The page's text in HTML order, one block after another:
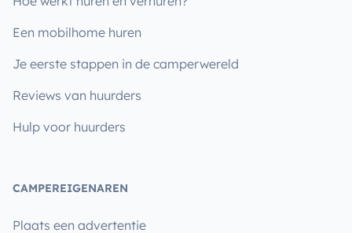
Een mobilhome huren
Je eerste stappen in de camperwereld
Reviews van huurders
Hulp voor huurders
CAMPEREIGENAREN
Plaats een advertentie